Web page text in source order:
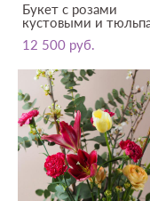
Букет с розами
кустовыми и
12 500 pуб.